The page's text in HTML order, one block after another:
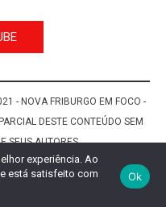
- NOVA FRIBURGO EM FOCO -
DESTE CONTEÚDO SEM
SEUS AUTORES.
experiência. Ao
está satisfeito com
Ok